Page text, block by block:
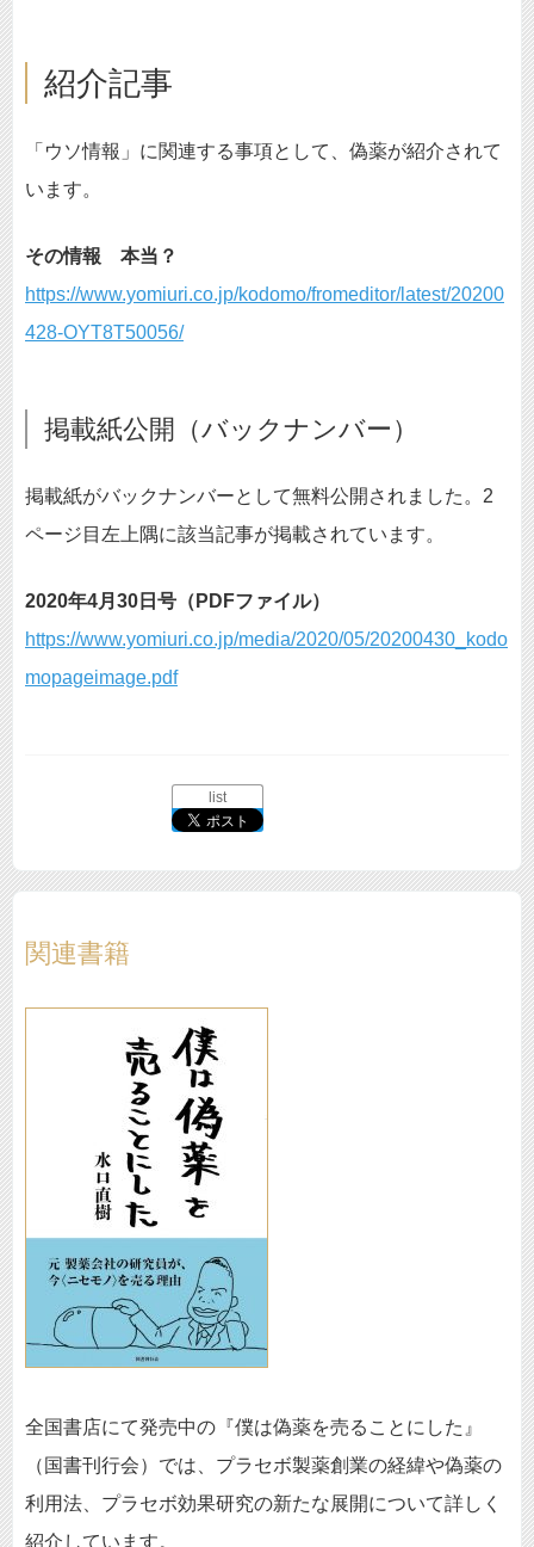
紹介記事
「ウソ情報」に関連する事項として、偽薬が紹介されて
います。
その情報 本当？
https://www.yomiuri.co.jp/kodomo/fromeditor/latest/20200
428-OYT8T50056/
掲載紙公開（バックナンバー）
掲載紙がバックナンバーとして無料公開されました。2
ページ目左上隅に該当記事が掲載されています。
2020年4月30日号（PDFファイル）
https://www.yomiuri.co.jp/media/2020/05/20200430_kodo
mopageimage.pdf
list
関連書籍
全国書店にて発売中の『僕は偽薬を売ることにした』
（国書刊行会）では、プラセボ製薬創業の経緯や偽薬の
利用法、プラセボ効果研究の新たな展開について詳しく
紹介しています。